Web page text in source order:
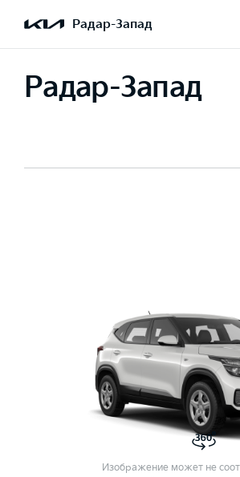
Радар-Запад
Радар-Запад
Изображение может не